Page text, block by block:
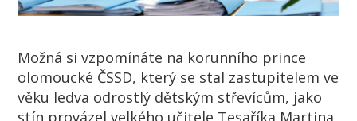
Možná si vzpomínáte na korunního prince
olomoucké ČSSD, který se stal zastupitelem ve
věku ledva odrostlý dětským střevícům, jako
stín provázel velkého učitele Tesaříka Martina,